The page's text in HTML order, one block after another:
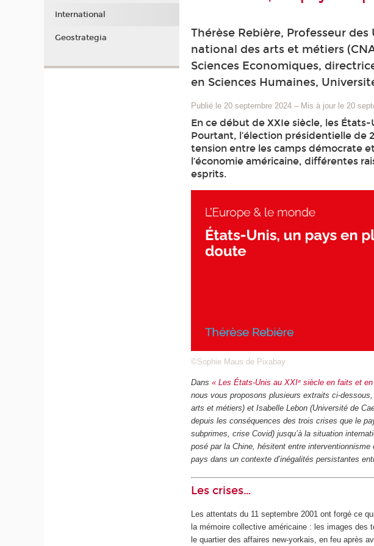
Thérèse Rebière, Professeur
national des arts et métiers
Sciences Economiques,
en Sciences Humaines,
Publié le 20 septembre 2024 – Mis à jour le 20
En ce début de XXIe siècle, les
Pourtant, l’élection présidentielle de
tension entre les camps démocrate
l’économie américaine, différentes
esprits.
©Sophie Maus de Pixabay
Dans« Les États-Unis au XXIᵉ siècle en faits et
nous vous proposons plusieurs extraits ci-
arts et métiers) et Isabelle Lebon (Université de
depuis les conséquences des trois crises que le
subprimes, crise Covid) jusqu’à la situation
posé par la Chine, hésitent entre
pays dans un contexte d’inégalités persistantes
Les crises…
Les attentats du 11 septembre 2001 ont forgé ce
la mémoire collective américaine : les images des
le quartier des affaires new-yorkais, en feu après
International
Geostrategia